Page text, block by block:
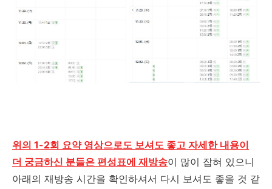
위의 1-2회 요약 영상으로도 보셔도 좋고 자세한 내용이
더 궁금하신 분들은 편성표에 재방송이 많이 잡혀 있으니
아래의 재방송 시간을 확인하셔서 다시 보셔도 좋을 것 같